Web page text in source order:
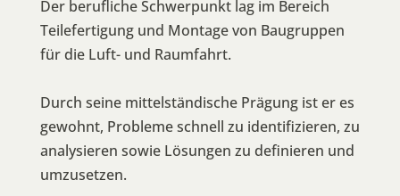
Der berufliche Schwerpunkt lag im Bereich
Teilefertigung und Montage von Baugruppen
für die Luft- und Raumfahrt.
Durch seine mittelständische Prägung ist er es
gewohnt, Probleme schnell zu identifizieren, zu
analysieren sowie Lösungen zu definieren und
umzusetzen.